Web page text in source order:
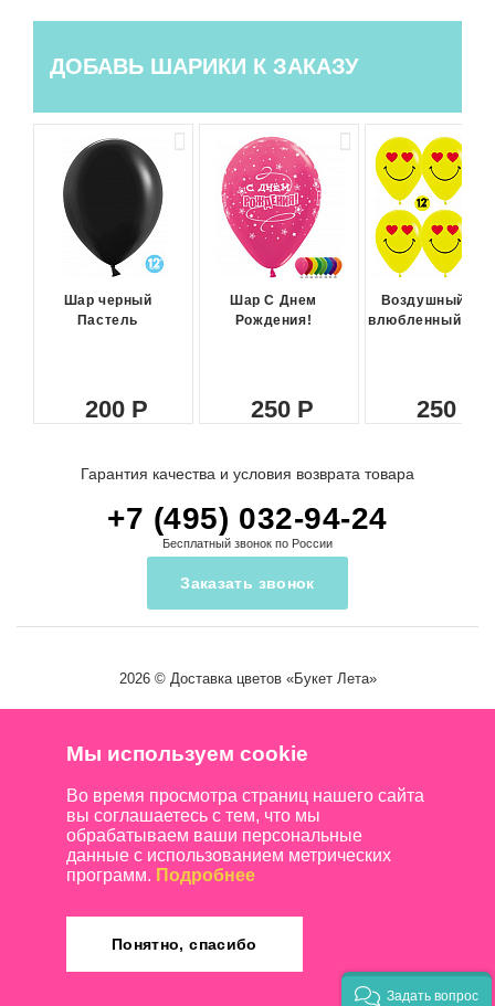
ДОБАВЬ ШАРИКИ К ЗАКАЗУ
Шар черный
Пастель
200
Шар С Днем
Рождения!
250
Воздушный
влюбленный
250
Гарантия качества и условия возврата товара
+7 (495) 032-94-24
Бесплатный звонок по России
Заказать звонок
2026 © Доставка цветов«Букет Лета»
Мы используем cookie
Во время просмотра страниц нашего сайта
вы соглашаетесь с тем, что мы
обрабатываем ваши персональные
данные с использованием метрических
программ. Подробнее
Понятно, спасибо
Задать вопрос